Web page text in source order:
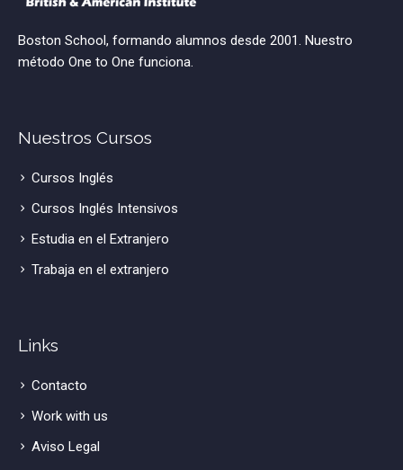
Boston School, formando alumnos desde 2001. Nuestro
método One to One funciona.
Nuestros Cursos
Cursos Inglés
Cursos Inglés Intensivos
Estudia en el Extranjero
Trabaja en el extranjero
Links
Contacto
Work with us
Aviso Legal